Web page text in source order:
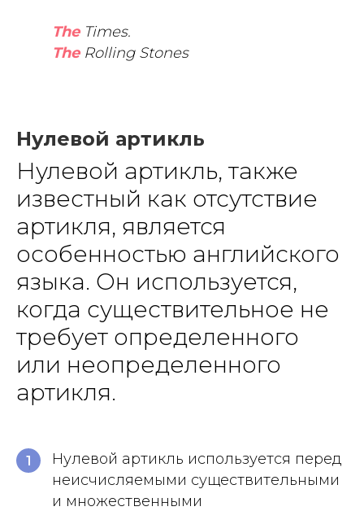
TheTimes.
TheRolling Stones
Нулевой артикль
Нулевой артикль, также
известный как отсутствие
артикля, является
особенностью английского
языка. Он используется,
когда существительное не
требует определенного
или неопределенного
артикля.
1
Нулевой артикль используется перед
неисчисляемыми существительными
и множественными